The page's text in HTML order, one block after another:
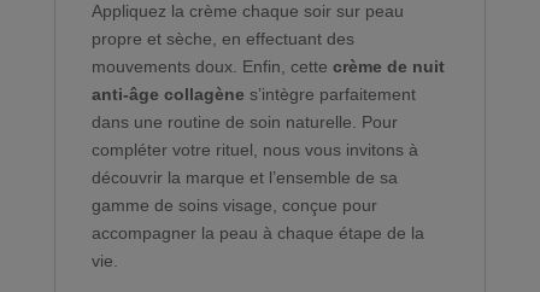
Appliquez la crème chaque soir sur peau
propre et sèche, en effectuant des
mouvements doux. Enfin, cette crème de nuit
anti-âge collagène s’intègre parfaitement
dans une routine de soin naturelle. Pour
compléter votre rituel, nous vous invitons à
découvrir la marque et l’ensemble de sa
gamme de soins visage, conçue pour
accompagner la peau à chaque étape de la
vie.